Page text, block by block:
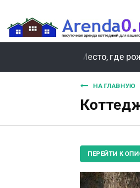
Место, где
НА ГЛАВНУЮ
ПЕРЕЙТИ К